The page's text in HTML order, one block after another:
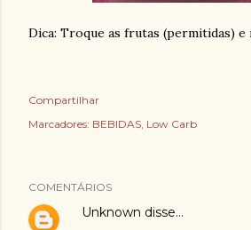
Dica: Troque as frutas (permitidas) e
Compartilhar
Marcadores: BEBIDAS Low Carb
COMENTÁRIOS
Unknown disse…